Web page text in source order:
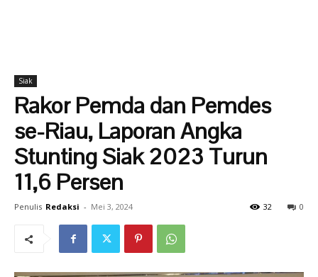
Siak
Rakor Pemda dan Pemdes
se-Riau, Laporan Angka
Stunting Siak 2023 Turun
11,6 Persen
Penulis Redaksi - Mei 3, 2024 0
32